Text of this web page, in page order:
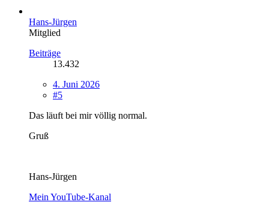
Hans-Jürgen
Mitglied
Beiträge
13.432
4. Juni 2026
#5
Das läuft bei mir völlig normal.
Gruß
Hans-Jürgen
Mein YouTube-Kanal